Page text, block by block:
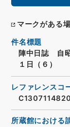
マークがある
件名標題
陣中日誌 自
１日（６）
レファレンスコ
所蔵館における